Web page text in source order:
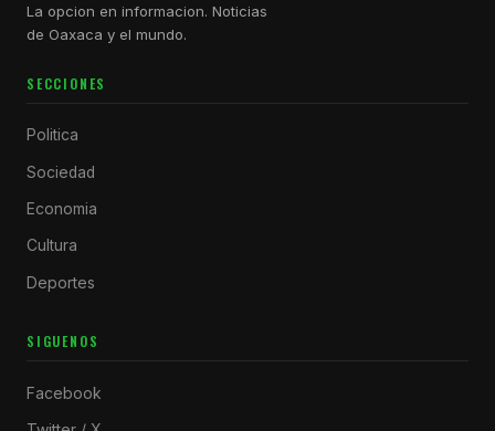
La opcion en informacion. Noticias
de Oaxaca y el mundo.
SECCIONES
Politica
Sociedad
Economia
Cultura
Deportes
SIGUENOS
Facebook